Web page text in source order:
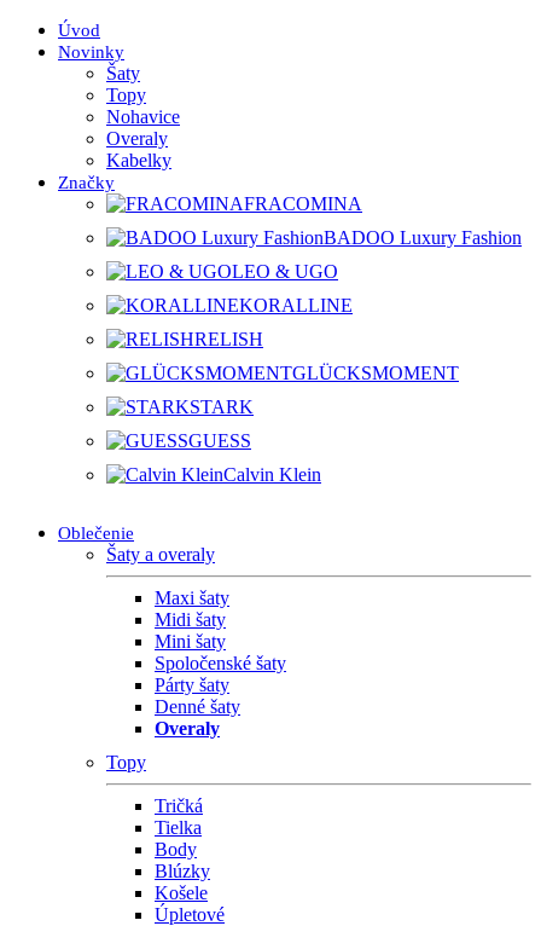
Úvod
Novinky
Šaty
Topy
Nohavice
Overaly
Kabelky
Značky
FRACOMINA
BADOO Luxury Fashion
LEO & UGO
KORALLINE
RELISH
GLÜCKSMOMENT
STARK
GUESS
Calvin Klein
Oblečenie
Šaty a overaly
Maxi šaty
Midi šaty
Mini šaty
Spoločenské šaty
Párty šaty
Denné šaty
Overaly
Topy
Tričká
Tielka
Body
Blúzky
Košele
Úpletové